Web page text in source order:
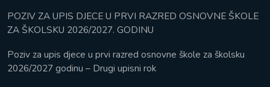
POZIV ZA UPIS DJECE U PRVI RAZRED OSNOVNE ŠKOLE
ZA ŠKOLSKU 2026/2027. GODINU
Poziv za upis djece u prvi razred osnovne škole za školsku
2026/2027 godinu – Drugi upisni rok